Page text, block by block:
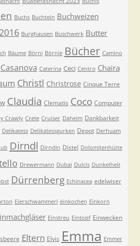
Buchs Buchteln Buchweizen
Burghausen Buschwerk Butter
Bäume Börni Börnie Bücher Camino
Casanova Caterina Ceci Centro Chaira
Christl Christrose Cinque Terre
Claudia Clematis Coco Computer
Crawly Crete Cruiser Daheim Dankbarkeit
Delikatess Delikatessgurken Depot Derhuam
Dirndl Dirndln Distel Dolomitenhütte
Drewermann Dubai Dulcis Dunkelheit
Dürrenberg Echinacea edelwiser
Eierschwammerl einkochen Einkorn
Einstreu Eintopf Einwecken
Eltern Elvis Emma Emmer